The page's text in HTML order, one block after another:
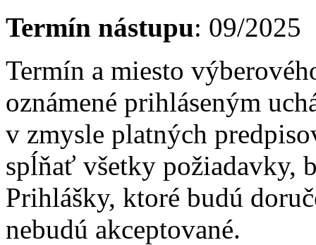
Termín nástupu: 09/2025
Termín a miesto
oznámené prihláseným
v zmysle platných
spĺňať všetky požiadavky,
Prihlášky, ktoré budú
nebudú akceptované.